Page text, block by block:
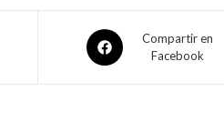
Compartir en
Facebook